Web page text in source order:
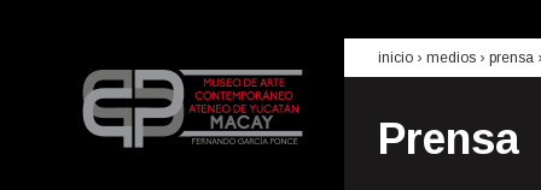
inicio › medios › prensa
Prensa